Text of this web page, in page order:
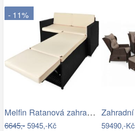
- 11%
Melfin Ratanová zahradní sestava VENDY…
6645,-5945,-Kč 59490,-Kč